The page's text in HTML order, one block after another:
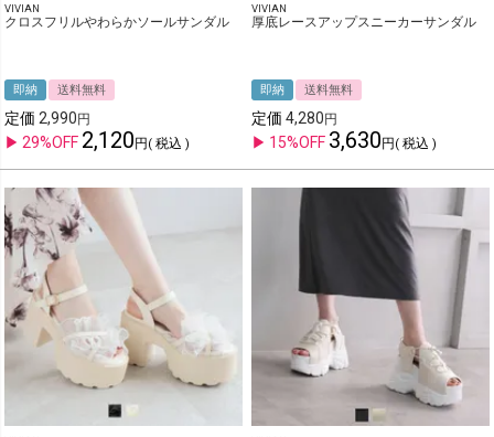
VIVIAN
クロスフリルやわらかソールサンダル
即納 送料無料
定価 2,990
29%OFF 2,120 税込
VIVIAN
厚底レースアップスニーカーサンダル
即納 送料無料
定価 4,280
15%OFF 3,630 税込